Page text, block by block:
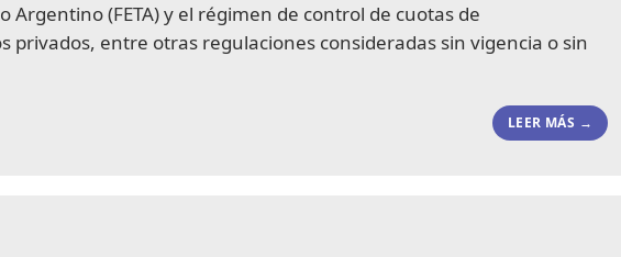
Argentino (FETA) y el régimen de control de cuotas de
privados, entre otras regulaciones consideradas sin vigencia o sin
LEER MÁS →